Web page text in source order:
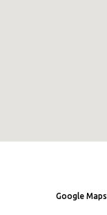
Google Maps